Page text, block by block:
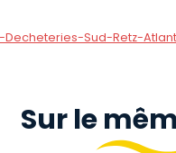
Sud-Retz-
Sur le